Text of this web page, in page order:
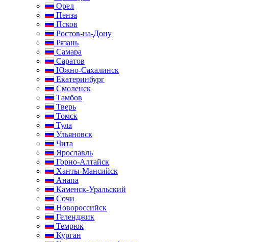
Орел
Пенза
Псков
Ростов-на-Дону
Рязань
Самара
Саратов
Южно-Сахалинск
Екатеринбург
Смоленск
Тамбов
Тверь
Томск
Тула
Ульяновск
Чита
Ярославль
Горно-Алтайск
Ханты-Мансийск
Анапа
Каменск-Уральский
Сочи
Новороссийск
Геленджик
Темрюк
Курган